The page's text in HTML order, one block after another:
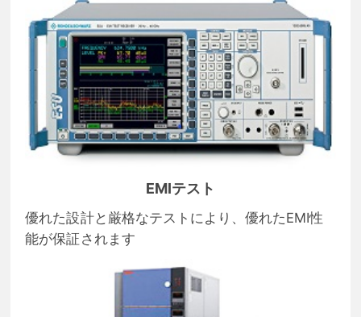
EMIテスト
優れた設計と厳格なテストにより、優れたEMI性
能が保証されます